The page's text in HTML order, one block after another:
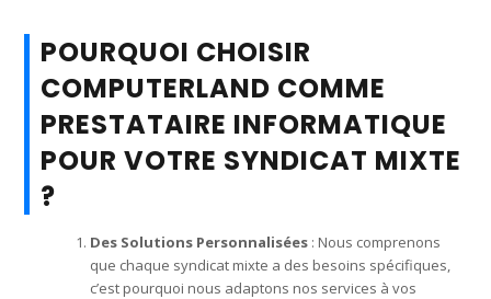
POURQUOI CHOISIR
COMPUTERLAND COMME
PRESTATAIRE INFORMATIQUE
POUR VOTRE SYNDICAT MIXTE
?
Des Solutions Personnalisées : Nous comprenons
que chaque syndicat mixte a des besoins spécifiques,
c’est pourquoi nous adaptons nos services à vos